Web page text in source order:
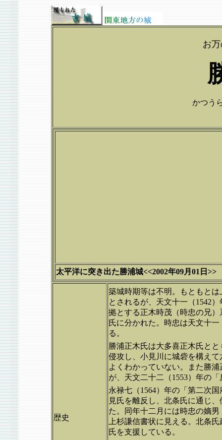
お
かつう
太平洋に突き出た勝浦城<<2002年09月01日>>
歴史
築城時期等は不明。もともと
とされるが、天文十一（1542
拠とする正木時茂（時忠の兄
氏に分かれた。時忠は天文十
る。
勝浦正木氏は大多喜正木氏と
侵攻し、小見川に城砦を構え
よくわかっていない。また勝
が、天文二十二（1553）年の
永禄七（1564）年の「第二次
見氏を離反し、北条氏に通じ
た。同年十二月には時忠の嫡男
上杉謙信書状に見える。北条
氏を支援している。